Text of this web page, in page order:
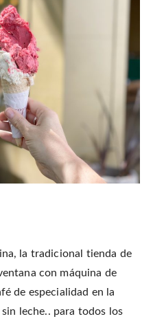
la tradicional tienda de
con máquina de
de especialidad en la
leche.. para todos los